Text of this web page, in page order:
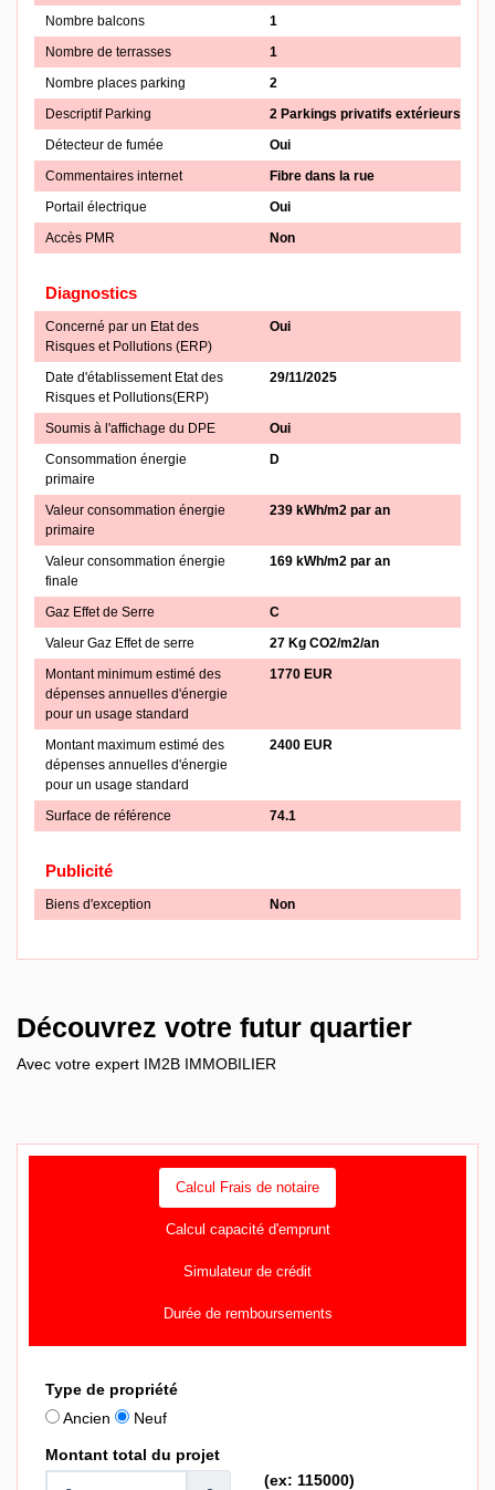
Nombre balcons
1
Nombre de terrasses
1
Nombre places parking
2
Descriptif Parking
2 Parkings privatifs extérieurs
Détecteur de fumée
Oui
Commentaires internet
Fibre dans la rue
Portail électrique
Oui
Accès PMR
Non
Diagnostics
Concerné par un Etat des
Risques et Pollutions (ERP)
Oui
Date d'établissement Etat des
Risques et Pollutions(ERP)
29/11/2025
Soumis à l'affichage du DPE
Oui
Consommation énergie
primaire
D
Valeur consommation énergie
primaire
239 kWh/m2 par an
Valeur consommation énergie
finale
169 kWh/m2 par an
Gaz Effet de Serre
C
Valeur Gaz Effet de serre
27 Kg CO2/m2/an
Montant minimum estimé des
dépenses annuelles d'énergie
pour un usage standard
1770 EUR
Montant maximum estimé des
dépenses annuelles d'énergie
pour un usage standard
2400 EUR
Surface de référence 74.1
Publicité
Biens d'exception Non
Découvrez votre futur quartier
Avec votre expert IM2B IMMOBILIER
Calcul Frais de notaire
Calcul capacité d'emprunt
Simulateur de crédit
Durée de remboursements